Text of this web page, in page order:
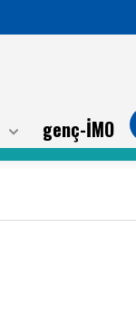
genç-İMO